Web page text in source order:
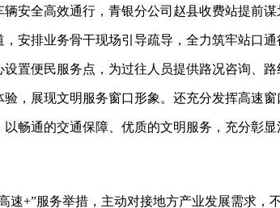
安全高效通行，青银分公司赵县收费站提前
安排业务骨干现场引导疏导，全力筑牢站口
置便民服务点，为过往人员提供路况咨询、
，展现文明服务窗口形象。还充分发挥高速
畅通的交通保障、优质的文明服务，充分彰
速+”服务举措，主动对接地方产业发展需求，